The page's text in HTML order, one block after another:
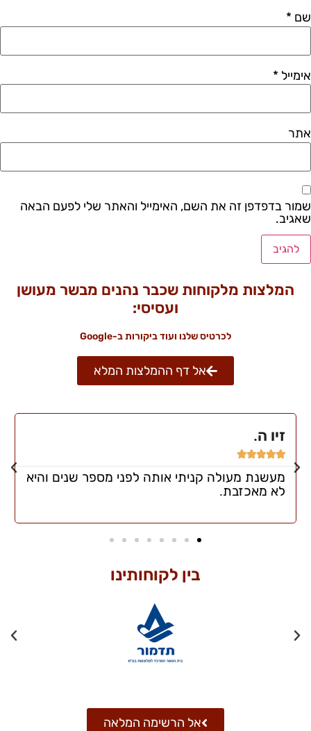
שם *
אימייל *
אתר
שמור בדפדפן זה את השם, האימייל והאתר שלי לפעם הבאה
שאגיב.
המלצות מלקוחות שכבר נהנים מבשר מעושן
ועסיסי:
לכרטיס שלנו ועוד ביקורות ב-Google
אל דף ההמלצות המלא
זיו ה.





מעשנת מעולה קניתי אותה לפני מספר שנים והיא
לא מאכזבת.
בין לקוחותינו
אל הרשימה המלאה